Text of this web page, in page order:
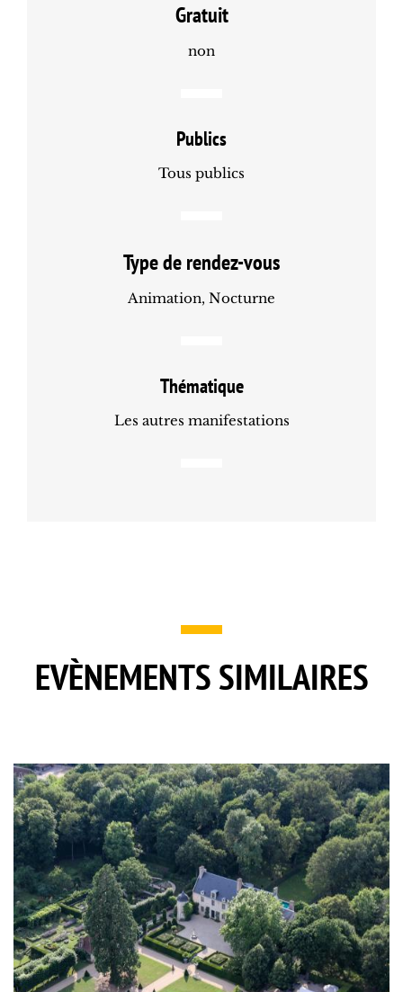
Gratuit
non
Publics
Tous publics
Type de rendez-vous
Animation, Nocturne
Thématique
Les autres manifestations
EVÈNEMENTS SIMILAIRES